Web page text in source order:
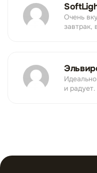
Очень
завтрак,
и радует.